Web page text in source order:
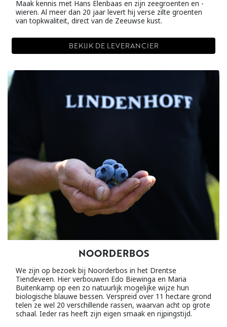
Maak kennis met Hans Elenbaas en zijn zeegroenten en -
wieren. Al meer dan 20 jaar levert hij verse zilte groenten
van topkwaliteit, direct van de Zeeuwse kust.
BEKIJK DE LEVERANCIER
NOORDERBOS
We zijn op bezoek bij Noorderbos in het Drentse
Tiendeveen. Hier verbouwen Edo Biewinga en Maria
Buitenkamp op een zo natuurlijk mogelijke wijze hun
biologische blauwe bessen. Verspreid over 11 hectare grond
telen ze wel 20 verschillende rassen, waarvan acht op grote
schaal. Ieder ras heeft zijn eigen smaak en rijpingstijd.